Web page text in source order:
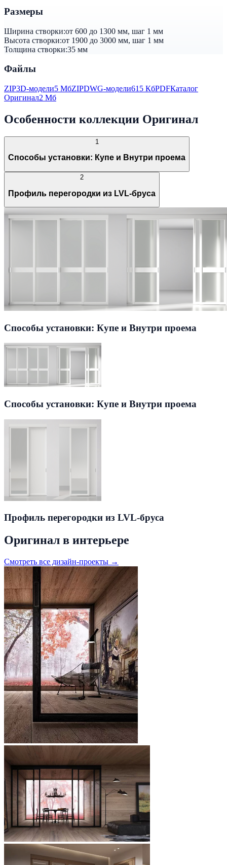
Размеры
Ширина створки:от 600 до 1300 мм, шаг 1 мм
Высота створки:от 1900 до 3000 мм, шаг 1 мм
Толщина створки:35 мм
Файлы
ZIP3D-модели5 МбZIPDWG-модели615 КбPDFКаталог
Оригинал2 Мб
Особенности коллекции Оригинал
1
Способы установки: Купе и Внутри проема
2
Профиль перегородки из LVL-бруса
Способы установки: Купе и Внутри проема
Способы установки: Купе и Внутри проема
Профиль перегородки из LVL-бруса
Оригинал в интерьере
Смотреть все дизайн-проекты →